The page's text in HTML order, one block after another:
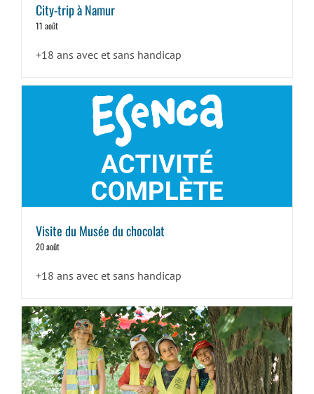
City-trip à Namur
11 août
+18 ans avec et sans handicap
Visite du Musée du chocolat
20 août
+18 ans avec et sans handicap